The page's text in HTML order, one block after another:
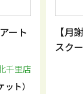
ート
千里店
ト）
【月
スク